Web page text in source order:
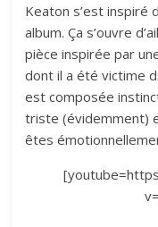
Keaton s’est inspiré
album. Ça s’ouvre
pièce inspirée par
dont il a été victime
est composée
triste (évidemment)
êtes